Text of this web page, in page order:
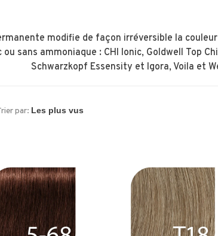
modifie de façon irréversible la
sans ammoniaque : CHI Ionic, Goldwell Top
Schwarzkopf Essensity et Igora, Voila et
par: